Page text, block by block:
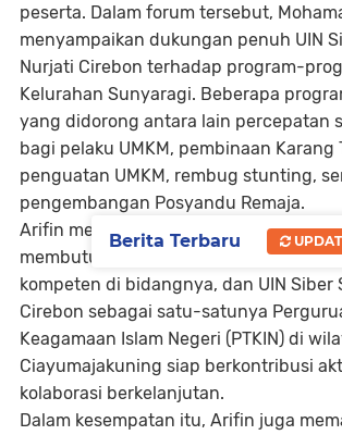
peserta. Dalam forum tersebut,
menyampaikan dukungan penuh UIN
Nurjati Cirebon terhadap program-
Kelurahan Sunyaragi. Beberapa
yang didorong antara lain percepatan
bagi pelaku UMKM, pembinaan Karang
penguatan UMKM, rembug stunting,
pengembangan Posyandu Remaja.
Arifin menegaskan bahwa program-
membutuhkan narasumber dan
kompeten di bidangnya, dan UIN Siber
Cirebon sebagai satu-satunya
Keagamaan Islam Negeri (PTKIN) di
Ciayumajakuning siap berkontribusi
kolaborasi berkelanjutan.
Dalam kesempatan itu, Arifin juga
Berita Terbaru